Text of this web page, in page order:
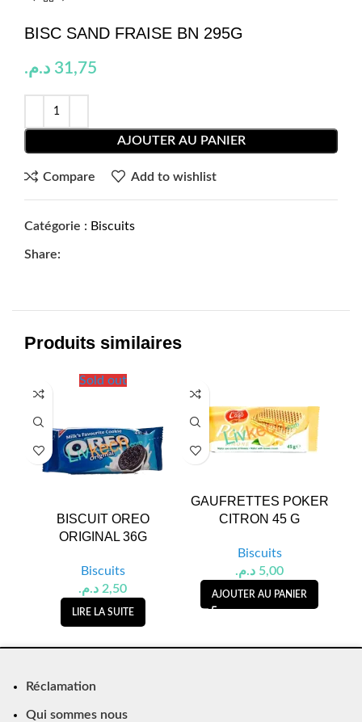
BISC SAND FRAISE BN 295G
31,75 د.م.
AJOUTER AU PANIER
Compare Add to wishlist
Catégorie : Biscuits
Share:
Produits similaires
Sold out
BISCUIT OREO
ORIGINAL 36G
Biscuits
2,50 د.م.
LIRE LA SUITE
GAUFRETTES POKER
CITRON 45 G
Biscuits
5,00 د.م.
AJOUTER AU PANIER
Réclamation
Qui sommes nous